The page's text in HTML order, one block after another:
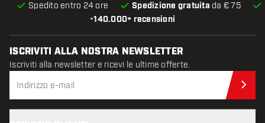
•140.000+ recensioni
Spedito entro 24 ore Spedizione gratuita da € 75
ISCRIVITI ALLA NOSTRA NEWSLETTER
Iscriviti alla newsletter e ricevi le ultime offerte.